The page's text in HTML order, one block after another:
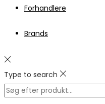
Forhandlere
Brands
Type to search
Search